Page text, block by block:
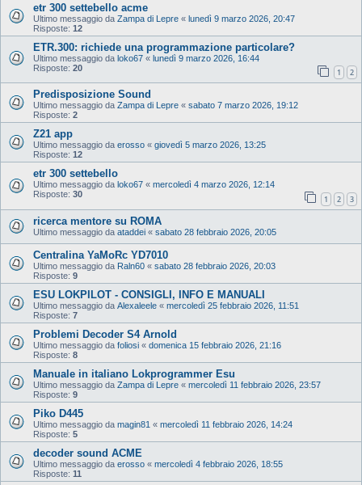
etr 300 settebello acme
Ultimo messaggio da Zampa di Lepre « lunedì 9 marzo 2026, 20:47
Risposte: 12
ETR.300: richiede una programmazione particolare?
Ultimo messaggio da loko67 « lunedì 9 marzo 2026, 16:44
Risposte: 20 1 2
Predisposizione Sound
Ultimo messaggio da Zampa di Lepre « sabato 7 marzo 2026, 19:12
Risposte: 2
Z21 app
Ultimo messaggio da erosso « giovedì 5 marzo 2026, 13:25
Risposte: 12
etr 300 settebello
Ultimo messaggio da loko67 « mercoledì 4 marzo 2026, 12:14
Risposte: 30 1 2 3
ricerca mentore su ROMA
Ultimo messaggio da ataddei « sabato 28 febbraio 2026, 20:05
Centralina YaMoRc YD7010
Ultimo messaggio da Raln60 « sabato 28 febbraio 2026, 20:03
Risposte: 9
ESU LOKPILOT - CONSIGLI, INFO E MANUALI
Ultimo messaggio da Alexaleele « mercoledì 25 febbraio 2026, 11:51
Risposte: 7
Problemi Decoder S4 Arnold
Ultimo messaggio da foliosi « domenica 15 febbraio 2026, 21:16
Risposte: 8
Manuale in italiano Lokprogrammer Esu
Ultimo messaggio da Zampa di Lepre « mercoledì 11 febbraio 2026, 23:57
Risposte: 9
Piko D445
Ultimo messaggio da magin81 « mercoledì 11 febbraio 2026, 14:24
Risposte: 5
decoder sound ACME
Ultimo messaggio da erosso « mercoledì 4 febbraio 2026, 18:55
Risposte: 11